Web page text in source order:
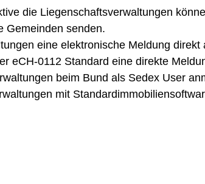
die Liegenschaftsverwaltungen
Gemeinden senden.
eine elektronische Meldung
eCH-0112 Standard eine direkte
beim Bund als Sedex User
mit